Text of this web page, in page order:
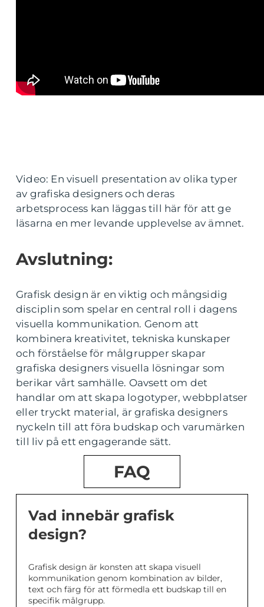
Video: En visuell presentation av olika typer
av grafiska designers och deras
arbetsprocess kan läggas till här för att ge
läsarna en mer levande upplevelse av ämnet.
Avslutning:
Grafisk design är en viktig och mångsidig
disciplin som spelar en central roll i dagens
visuella kommunikation. Genom att
kombinera kreativitet, tekniska kunskaper
och förståelse för målgrupper skapar
grafiska designers visuella lösningar som
berikar vårt samhälle. Oavsett om det
handlar om att skapa logotyper, webbplatser
eller tryckt material, är grafiska designers
nyckeln till att föra budskap och varumärken
till liv på ett engagerande sätt.
FAQ
Vad innebär grafisk
design?
Grafisk design är konsten att skapa visuell
kommunikation genom kombination av bilder,
text och färg för att förmedla ett budskap till en
specifik målgrupp.